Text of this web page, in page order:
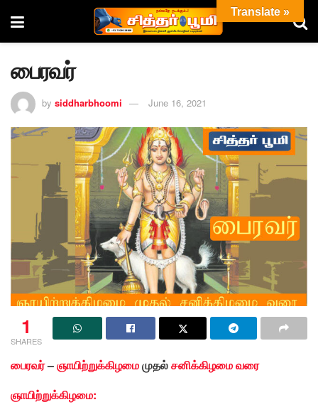
பைரவர்
by siddharbhoomi June 16, 2021
1
SHARES
பைரவர்–ஞாயிற்றுக்கிழமைமுதல்சனிக்கிழமை வரை
ஞாயிற்றுக்கிழமை:
Translate »